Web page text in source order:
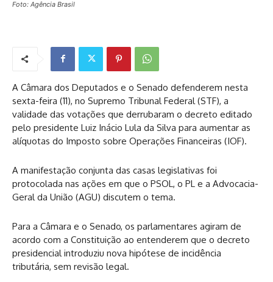
Foto: Agência Brasil
A Câmara dos Deputados e o Senado defenderem nesta
sexta-feira (11), no Supremo Tribunal Federal (STF), a
validade das votações que derrubaram o decreto editado
pelo presidente Luiz Inácio Lula da Silva para aumentar as
alíquotas do Imposto sobre Operações Financeiras (IOF).
A manifestação conjunta das casas legislativas foi
protocolada nas ações em que o PSOL, o PL e a Advocacia-
Geral da União (AGU) discutem o tema.
Para a Câmara e o Senado, os parlamentares agiram de
acordo com a Constituição ao entenderem que o decreto
presidencial introduziu nova hipótese de incidência
tributária, sem revisão legal.